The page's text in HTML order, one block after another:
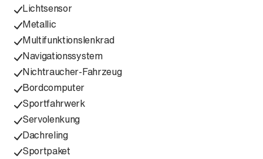
Lichtsensor
Metallic
Multifunktionslenkrad
Navigationssystem
Nichtraucher-Fahrzeug
Bordcomputer
Sportfahrwerk
Servolenkung
Dachreling
Sportpaket